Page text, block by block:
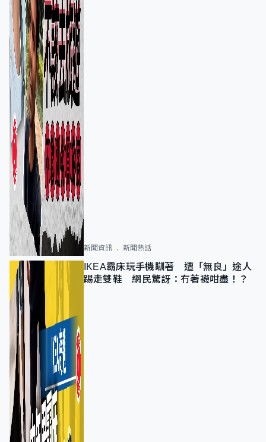
新聞資訊 新聞熱話
IKEA霸床玩手機瞓著 遭「無良」途人
踢走雙鞋 網民驚訝：冇著襪咁盡！？